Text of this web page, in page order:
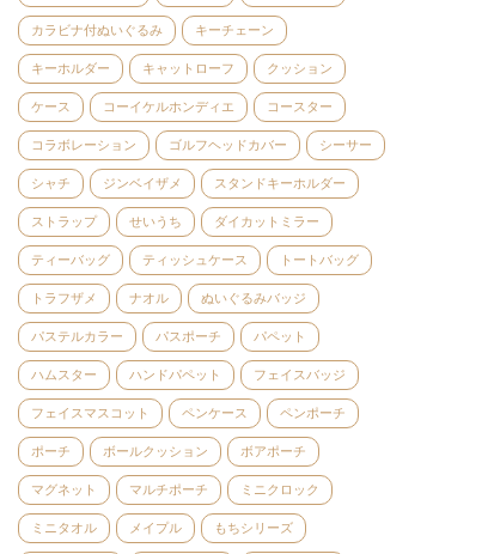
カラビナ付ぬいぐるみ キーチェーン
キーホルダー キャットローフ クッション
ケース コーイケルホンディエ コースター
コラボレーション ゴルフヘッドカバー シーサー
シャチ ジンベイザメ スタンドキーホルダー
ストラップ せいうち ダイカットミラー
ティーバッグ ティッシュケース トートバッグ
トラフザメ ナオル ぬいぐるみバッジ
パステルカラー パスポーチ パペット
ハムスター ハンドパペット フェイスバッジ
フェイスマスコット ペンケース ペンポーチ
ポーチ ボールクッション ボアポーチ
マグネット マルチポーチ ミニクロック
ミニタオル メイプル もちシリーズ